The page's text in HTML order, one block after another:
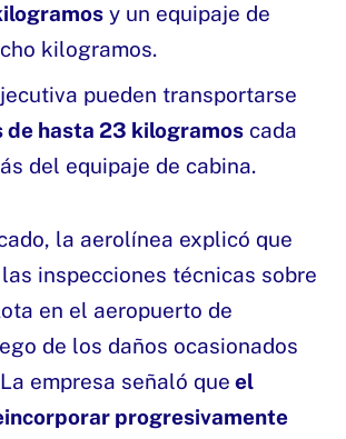
y un equipaje de
kilogramos.
pueden transportarse
de hasta 23 kilogramos cada
del equipaje de cabina.
la aerolínea explicó que
inspecciones técnicas sobre
en el aeropuerto de
de los daños ocasionados
empresa señaló que el
progresivamente